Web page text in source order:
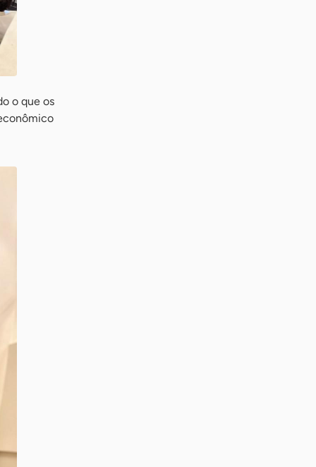
o que os